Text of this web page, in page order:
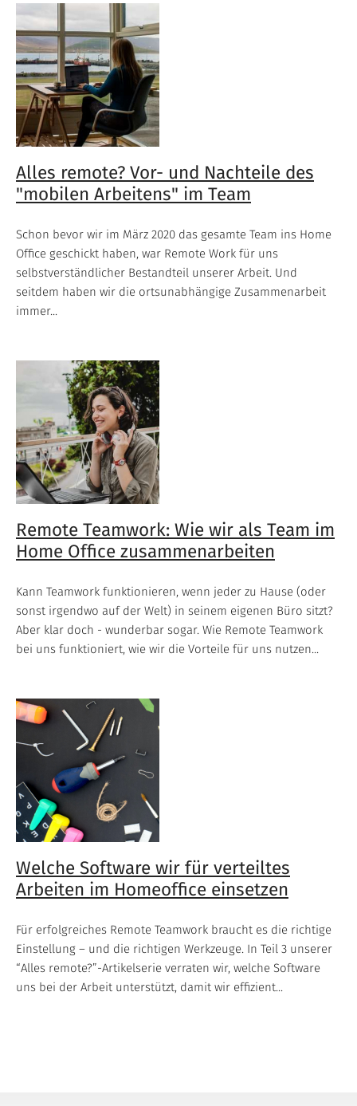
Alles remote? Vor- und Nachteile des
"mobilen Arbeitens" im Team
Schon bevor wir im März 2020 das gesamte Team ins Home
Office geschickt haben, war Remote Work für uns
selbstverständlicher Bestandteil unserer Arbeit. Und
seitdem haben wir die ortsunabhängige Zusammenarbeit
immer...
Remote Teamwork: Wie wir als Team im
Home Office zusammenarbeiten
Kann Teamwork funktionieren, wenn jeder zu Hause (oder
sonst irgendwo auf der Welt) in seinem eigenen Büro sitzt?
Aber klar doch - wunderbar sogar. Wie Remote Teamwork
bei uns funktioniert, wie wir die Vorteile für uns nutzen...
Welche Software wir für verteiltes
Arbeiten im Homeoffice einsetzen
Für erfolgreiches Remote Teamwork braucht es die richtige
Einstellung – und die richtigen Werkzeuge. In Teil 3 unserer
“Alles remote?”-Artikelserie verraten wir, welche Software
uns bei der Arbeit unterstützt, damit wir effizient...